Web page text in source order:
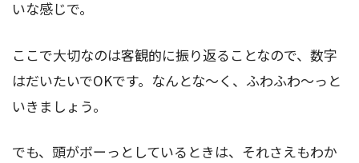
いな感じで。
ここで大切なのは客観的に振り返ることなので、数字
はだいたいでOKです。なんとな～く、ふわふわ～っと
いきましょう。
でも、頭がボーっとしているときは、それさえもわか